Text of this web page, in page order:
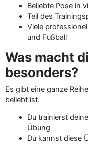
Beliebte Pose in
Teil des
Viele
und Fußball
Was macht
besonders?
Es gibt eine ganze
beliebt ist.
Du trainierst
Übung
Du kannst diese